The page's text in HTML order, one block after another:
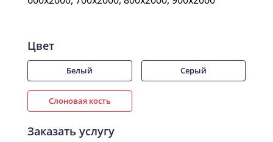
Цвет
Белый Серый
Слоновая кость
Заказать услугу